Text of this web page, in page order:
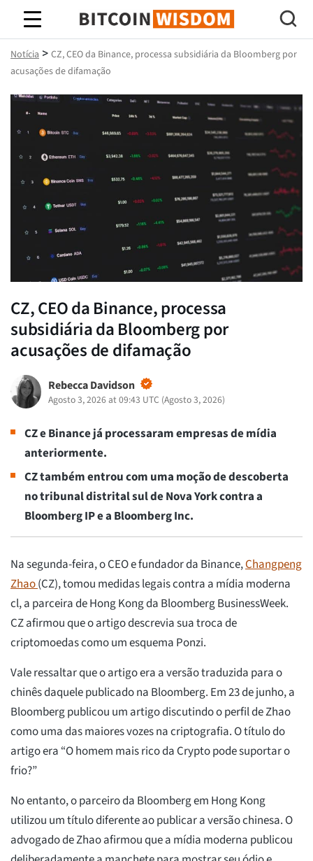
Sabedoria do Bitcoin
Notícia > CZ, CEO da Binance, processa subsidiária da Bloomberg por
acusações de difamação
CZ, CEO da Binance, processa
subsidiária da Bloomberg por
acusações de difamação
Rebecca Davidson
Agosto 3, 2026 at 09:43 UTC (Agosto 3, 2026)
CZ e Binance já processaram empresas de mídia
anteriormente.
CZ também entrou com uma moção de descoberta
no tribunal distrital sul de Nova York contra a
Bloomberg IP e a Bloomberg Inc.
Na segunda-feira, o CEO e fundador da Binance,Changpeng
Zhao(CZ), tomou medidas legais contra a mídia moderna
cl, a parceira de Hong Kong da Bloomberg BusinessWeek.
CZ afirmou que o artigo descrevia sua troca de
criptomoedas como um esquema Ponzi.
Vale ressaltar que o artigo era a versão traduzida para o
chinês daquele publicado na Bloomberg. Em 23 de junho, a
Bloomberg publicou um artigo discutindo o perfil de Zhao
como uma das maiores vozes na criptografia. O título do
artigo era “O homem mais rico da Crypto pode suportar o
frio?”
No entanto, o parceiro da Bloomberg em Hong Kong
utilizou um título diferente ao publicar a versão chinesa. O
advogado de Zhao afirmou que a mídia moderna publicou